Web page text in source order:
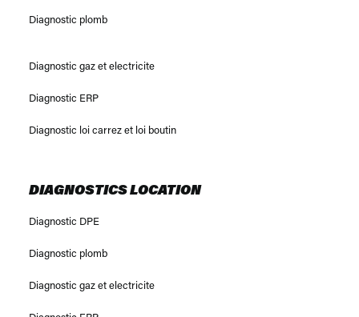
Diagnostic plomb
Diagnostic gaz et electricite
Diagnostic ERP
Diagnostic loi carrez et loi boutin
DIAGNOSTICS LOCATION
Diagnostic DPE
Diagnostic plomb
Diagnostic gaz et electricite